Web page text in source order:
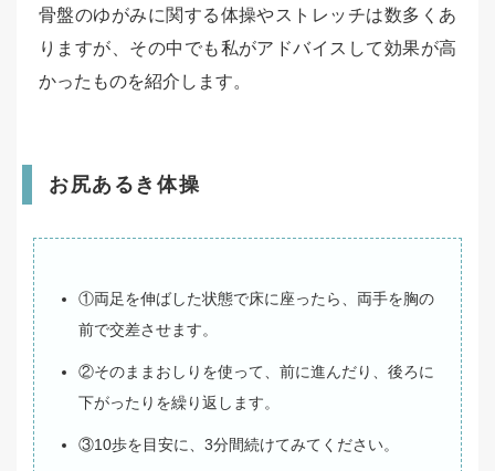
骨盤のゆがみに関する体操やストレッチは数多くあ
りますが、その中でも私がアドバイスして効果が高
かったものを紹介します。
お尻あるき体操
①両足を伸ばした状態で床に座ったら、両手を胸の
前で交差させます。
②そのままおしりを使って、前に進んだり、後ろに
下がったりを繰り返します。
③10歩を目安に、3分間続けてみてください。